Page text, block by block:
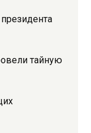
тайную